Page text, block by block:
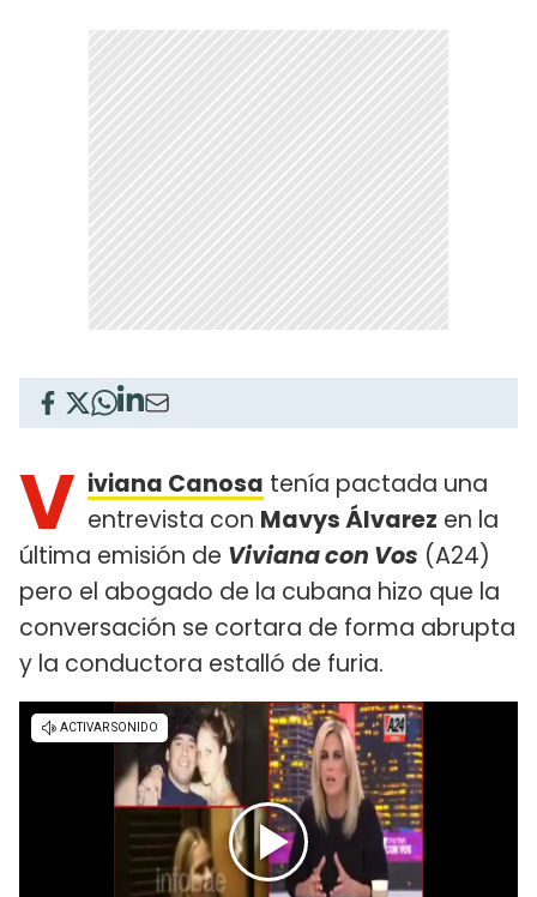
V iviana Canosa tenía pactada una
entrevista con Mavys Álvarez en la
última emisión de Viviana con Vos (A24)
pero el abogado de la cubana hizo que la
conversación se cortara de forma abrupta
y la conductora estalló de furia.